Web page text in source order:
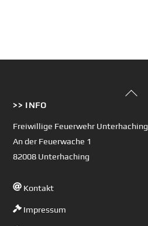
Back
>> INFO
Freiwillige Feuerwehr Unterhaching
An der Feuerwache 1
82008 Unterhaching
Kontakt
Impressum